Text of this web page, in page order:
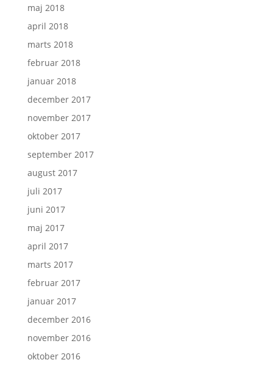
maj 2018
april 2018
marts 2018
februar 2018
januar 2018
december 2017
november 2017
oktober 2017
september 2017
august 2017
juli 2017
juni 2017
maj 2017
april 2017
marts 2017
februar 2017
januar 2017
december 2016
november 2016
oktober 2016